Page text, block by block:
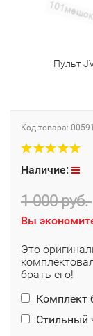
Пульт
Код товара:
Наличие:
1 000 руб.
Вы
Это
брать его!
Комплект
Стильный